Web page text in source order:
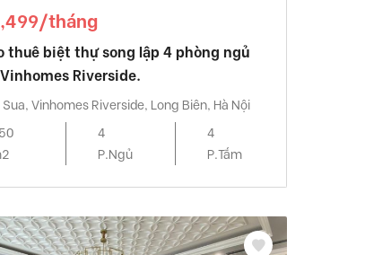
tháng
thuê biệt thự song lập 4 phòng ngủ
Riverside.
Sua, Vinhomes Riverside, Long Biên, Hà Nội
4
P.Ngủ
4
P.Tắm